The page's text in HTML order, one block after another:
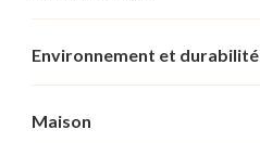
Environnement et durabilité
Maison